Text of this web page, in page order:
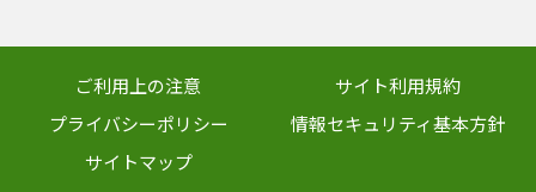
ご利用上の注意
サイト利用規約
プライバシーポリシー
情報セキュリティ基本方針
サイトマップ